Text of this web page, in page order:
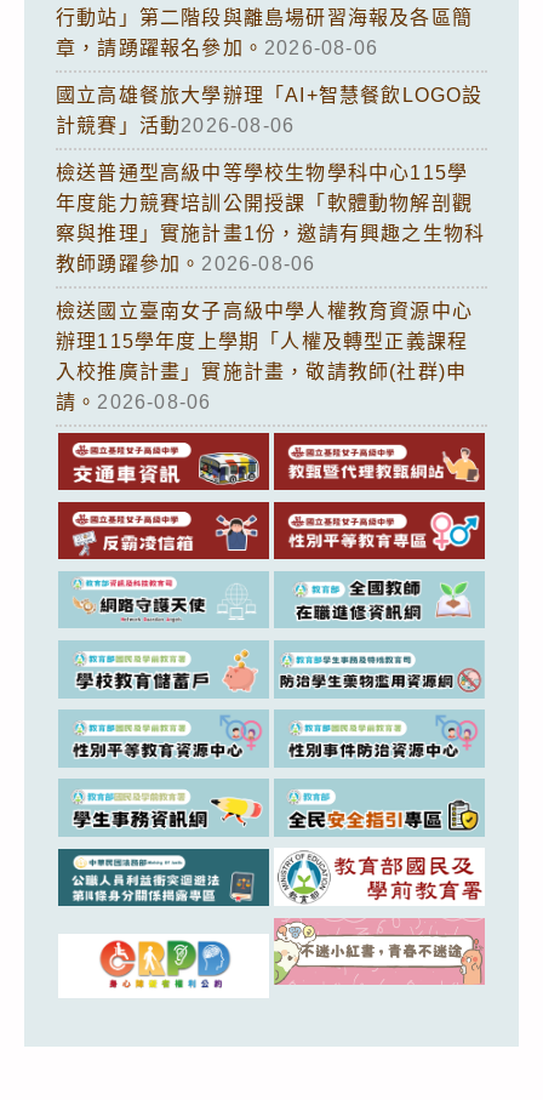
行動站」第二階段與離島場研習海報及各區簡
章，請踴躍報名參加。 2026-08-06
國立高雄餐旅大學辦理「AI+智慧餐飲LOGO設
計競賽」活動2026-08-06
檢送普通型高級中等學校生物學科中心115學
年度能力競賽培訓公開授課「軟體動物解剖觀
察與推理」實施計畫1份，邀請有興趣之生物科
教師踴躍參加。 2026-08-06
檢送國立臺南女子高級中學人權教育資源中心
辦理115學年度上學期「人權及轉型正義課程
入校推廣計畫」實施計畫，敬請教師(社群)申
請。 2026-08-06